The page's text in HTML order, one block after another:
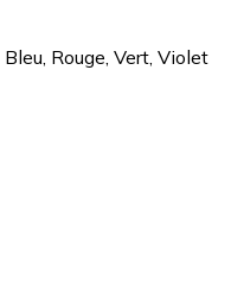
Bleu Rouge Vert Violet